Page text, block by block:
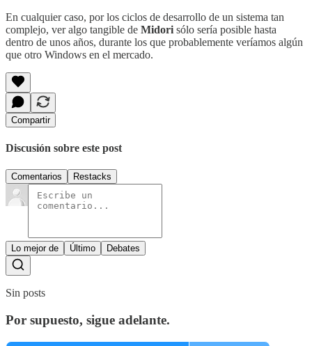
En cualquier caso, por los ciclos de desarrollo de un sistema tan
complejo, ver algo tangible de Midori sólo sería posible hasta
dentro de unos años, durante los que probablemente veríamos algún
que otro Windows en el mercado.
Compartir
Discusión sobre este post
Comentarios Restacks
Lo mejor de Último Debates
Sin posts
Por supuesto, sigue adelante.